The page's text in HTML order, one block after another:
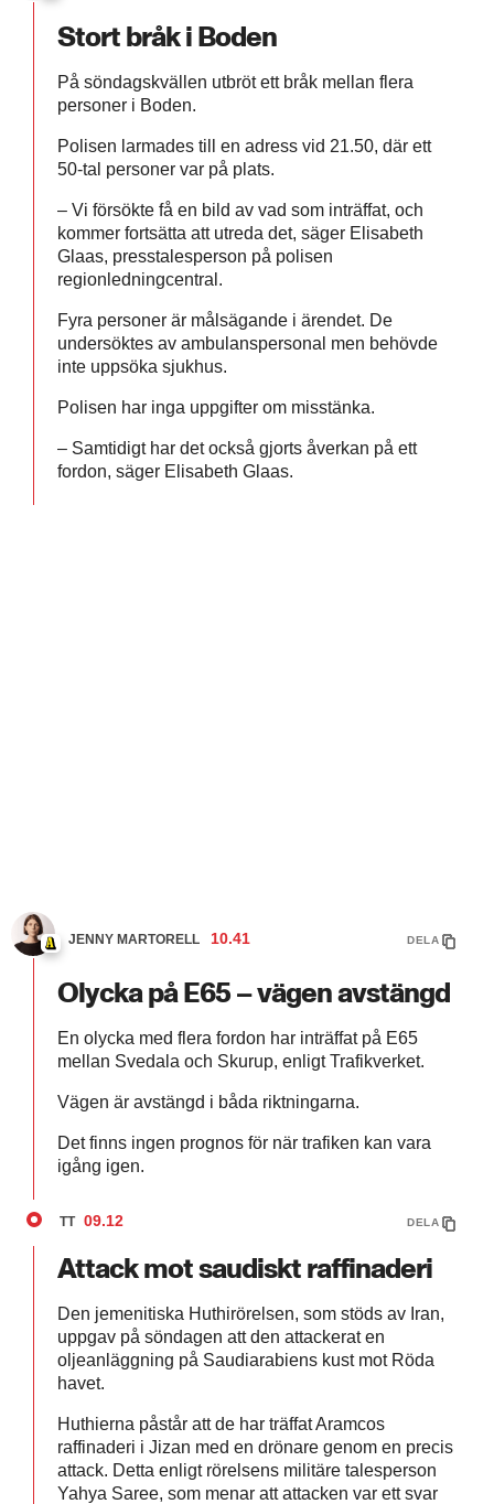
Stort bråk i Boden
På söndagskvällen utbröt ett bråk mellan flera
personer i Boden.
Polisen larmades till en adress vid 21.50, där ett
50-tal personer var på plats.
– Vi försökte få en bild av vad som inträffat, och
kommer fortsätta att utreda det, säger Elisabeth
Glaas, presstalesperson på polisen
regionledningcentral.
Fyra personer är målsägande i ärendet. De
undersöktes av ambulanspersonal men behövde
inte uppsöka sjukhus.
Polisen har inga uppgifter om misstänka.
– Samtidigt har det också gjorts åverkan på ett
fordon, säger Elisabeth Glaas.
JENNY MARTORELL 10.41 DELA
Olycka på E65 – vägen avstängd
En olycka med flera fordon har inträffat på E65
mellan Svedala och Skurup, enligt Trafikverket.
Vägen är avstängd i båda riktningarna.
Det finns ingen prognos för när trafiken kan vara
igång igen.
TT 09.12 DELA
Attack mot saudiskt raffinaderi
Den jemenitiska Huthirörelsen, som stöds av Iran,
uppgav på söndagen att den attackerat en
oljeanläggning på Saudiarabiens kust mot Röda
havet.
Huthierna påstår att de har träffat Aramcos
raffinaderi i Jizan med en drönare genom en precis
attack. Detta enligt rörelsens militäre talesperson
Yahya Saree, som menar att attacken var ett svar